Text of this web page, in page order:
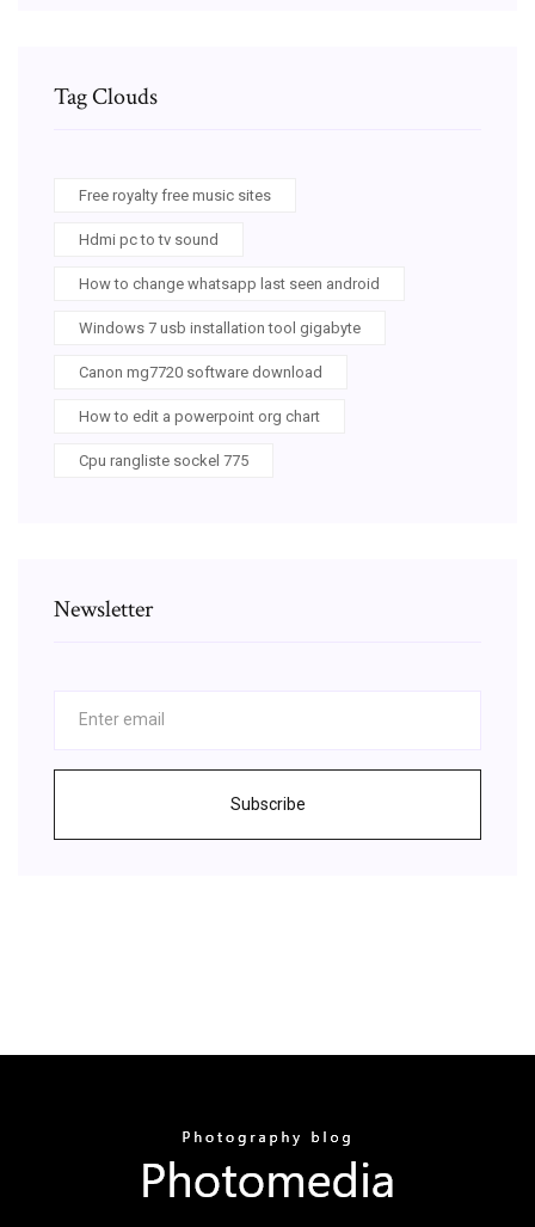
Tag Clouds
Free royalty free music sites
Hdmi pc to tv sound
How to change whatsapp last seen android
Windows 7 usb installation tool gigabyte
Canon mg7720 software download
How to edit a powerpoint org chart
Cpu rangliste sockel 775
Newsletter
Subscribe